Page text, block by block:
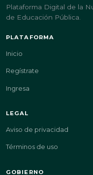
Plataforma Digital de la
de Educación Pública.
PLATAFORMA
Inicio
Regístrate
Ingresa
LEGAL
Aviso de privacidad
Términos de uso
GOBIERNO